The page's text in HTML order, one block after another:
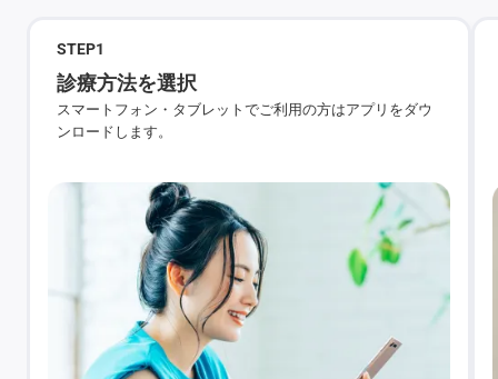
STEP1
診療方法を選択
スマートフォン・タブレットでご利用の方はアプリをダウ
ンロードします。